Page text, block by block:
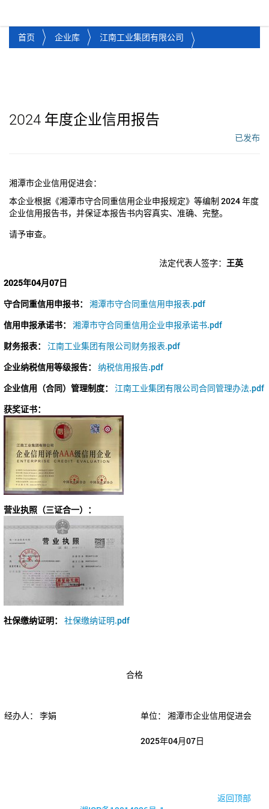
首页 企业库 江南工业集团有限公司
2024 年度企业信用报告
已发布
湘潭市企业信用促进会：
本企业根据《湘潭市守合同重信用企业申报规定》等编制 2024年度
企业信用报告书，并保证本报告书内容真实、准确、完整。
请予审查。
法定代表人签字： 王英
2025年04月07日
守合同重信用申报书：
湘潭市守合同重信用申报表.pdf
信用申报承诺书：
湘潭市守合同重信用企业申报承诺书.pdf
财务报表：
江南工业集团有限公司财务报表.pdf
企业纳税信用等级报告：
纳税信用报告.pdf
企业信用（合同）管理制度：
江南工业集团有限公司合同管理办法.pdf
获奖证书：
营业执照（三证合一）：
社保缴纳证明： 社保缴纳证明.pdf
合格
经办人： 李娟 单位： 湘潭市企业信用促进会
2025年04月07日
返回顶部